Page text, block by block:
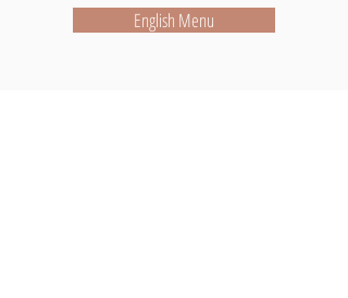
English Menu